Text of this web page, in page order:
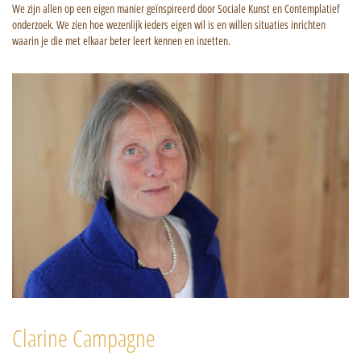
We zijn allen op een eigen manier geïnspireerd door Sociale Kunst en Contemplatief
onderzoek.We zien hoe wezenlijk ieders eigen wil is en willen situaties inrichten
waarin je die met elkaar beter leert kennen en inzetten.
Clarine Campagne